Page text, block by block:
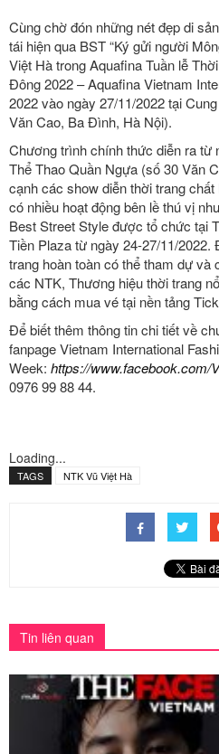
Cùng chờ đón những nét đẹp di
tái hiện qua BST “Ký gửi người
Việt Hà trongAquafina Tuần lễ
Đông 2022 – Aquafina Vietnam
2022vào ngày 27/11/2022tại
Văn Cao, Ba Đình, Hà Nội).
Chương trình chính thức diễn ra từ
Thể Thao Quần Ngựa (số 30 Văn
cạnh các show diễn thời trang
có nhiều hoạt động bên lề thú vị
Best Street Styleđược tổ chức tại
Tiền Plazatừ ngày 24-27/11/2022.
trang hoàn toàn có thể tham dự
các NTK, Thương hiệu thời trang
bằng cách mua vé tại nền tảng
Để biết thêm thông tin chi tiết về
fanpage Vietnam International
Week: https://www.facebook.com/
0976 99 88 44.
Loading...
TAGS NTK Vũ Việt Hà
Tin liên quan